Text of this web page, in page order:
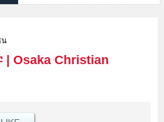
ทยาลัยระดับอนุปริญญา・วิทยาลัย
ารสอบคัดเลือกเข้าศึกษาเช่นจำนวนคน
เลือกเป็นต้น,แนะนำสถานที่,การเดิน
ค้นหาข้อมูลตามอัธยาศัย
น
| Osaka Christian